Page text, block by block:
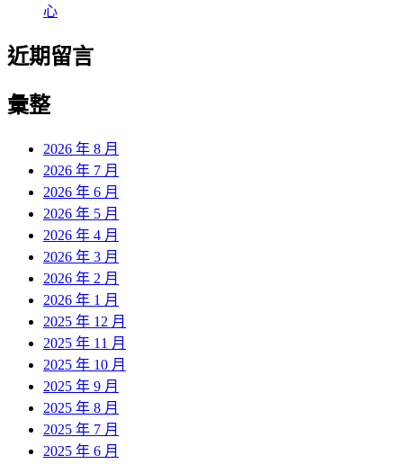
心
近期留言
彙整
2026 年 8 月
2026 年 7 月
2026 年 6 月
2026 年 5 月
2026 年 4 月
2026 年 3 月
2026 年 2 月
2026 年 1 月
2025 年 12 月
2025 年 11 月
2025 年 10 月
2025 年 9 月
2025 年 8 月
2025 年 7 月
2025 年 6 月